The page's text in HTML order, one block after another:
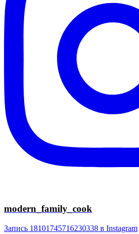
modern_family_cook
Запись 18101745716230338 в Instagram